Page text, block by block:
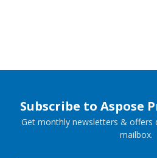
Subscribe to Aspose
Get monthly newsletters & offers
mailbox.